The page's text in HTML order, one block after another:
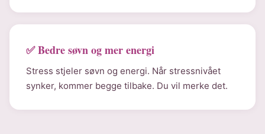
✅ Bedre søvn og mer energi
Stress stjeler søvn og energi. Når stressnivået
synker, kommer begge tilbake. Du vil merke det.